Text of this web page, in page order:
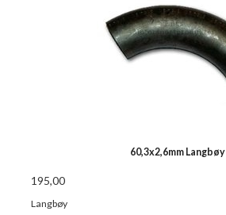
60,3x2,6mm Langbøy
195,00
Langbøy